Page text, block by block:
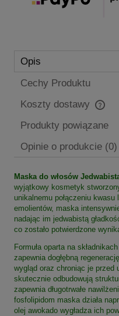
Opis
Cechy Produktu
Koszty dostawy
Cena nie zawiera
Produkty powiązane
Opinie o produkcie (0)
Maska do włosów
wyjątkowy kosmetyk
unikalnemu połączeniu
emolientów, maska
nadając im jedwabistą
co zostało potwierdzone
Formuła oparta na
zapewnia dogłębną
wygląd oraz chroniąc je przed
skutecznie odbudowują
zapewnia długotrwałe
fosfolipidom maska działa
olej awokado wygładza ich